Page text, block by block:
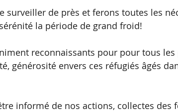
surveiller de près et ferons toutes les
la période de grand froid!
reconnaissants pour pour tous
générosité envers ces réfugiés âgés
informé de nos actions, collectes des